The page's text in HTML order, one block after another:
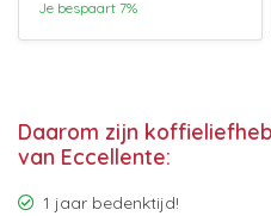
Je bespaart 7%
Daarom zijn
van Eccellente:
1 jaar bedenktijd!